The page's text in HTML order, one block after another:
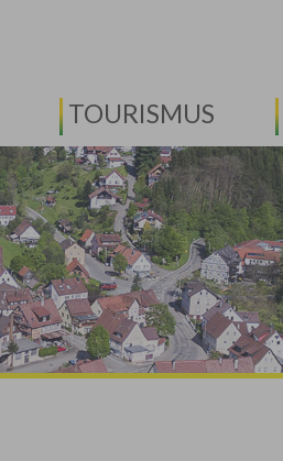
TOURISMUS